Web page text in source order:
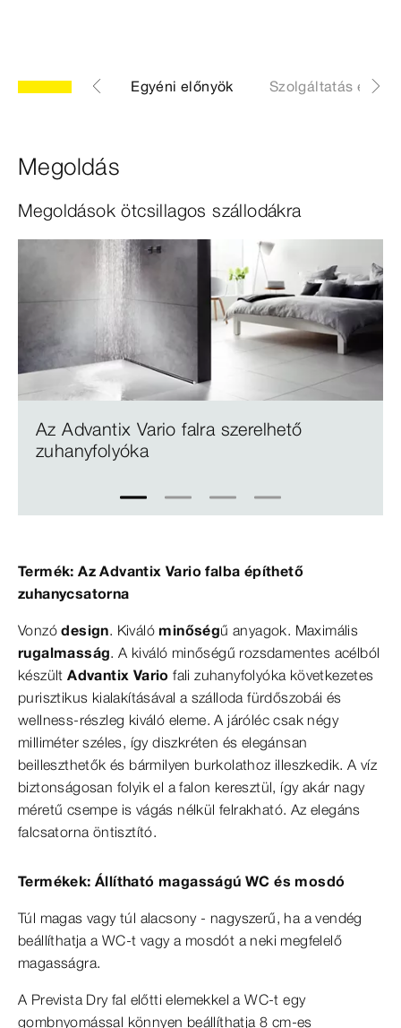
tudás Egyéni előnyök Szolgáltatás és
Megoldás
Megoldások ötcsillagos szállodákra
Az Advantix Vario falra szerelhető
zuhanyfolyóka
1 2 3 4
Termék: Az Advantix Vario falba építhető
zuhanycsatorna
Vonzódesign. Kiváló minőségű anyagok. Maximális
rugalmasság. A kiváló minőségű rozsdamentes acélból
készültAdvantix Vario fali zuhanyfolyóka következetes
purisztikus kialakításával a szálloda fürdőszobái és
wellness-részleg kiváló eleme. A járóléc csak négy
milliméter széles, így diszkréten és elegánsan
beilleszthetők és bármilyen burkolathoz illeszkedik. A víz
biztonságosan folyik el a falon keresztül, így akár nagy
méretű csempe is vágás nélkül felrakható. Az elegáns
falcsatorna öntisztító.
Termékek: Állítható magasságú WC és mosdó
Túl magas vagy túl alacsony - nagyszerű, ha a vendég
beállíthatja a WC-t vagy a mosdót a neki megfelelő
magasságra.
A Prevista Dry fal előtti elemekkel a WC-t egy
gombnyomással könnyen beállíthatja 8 cm-es